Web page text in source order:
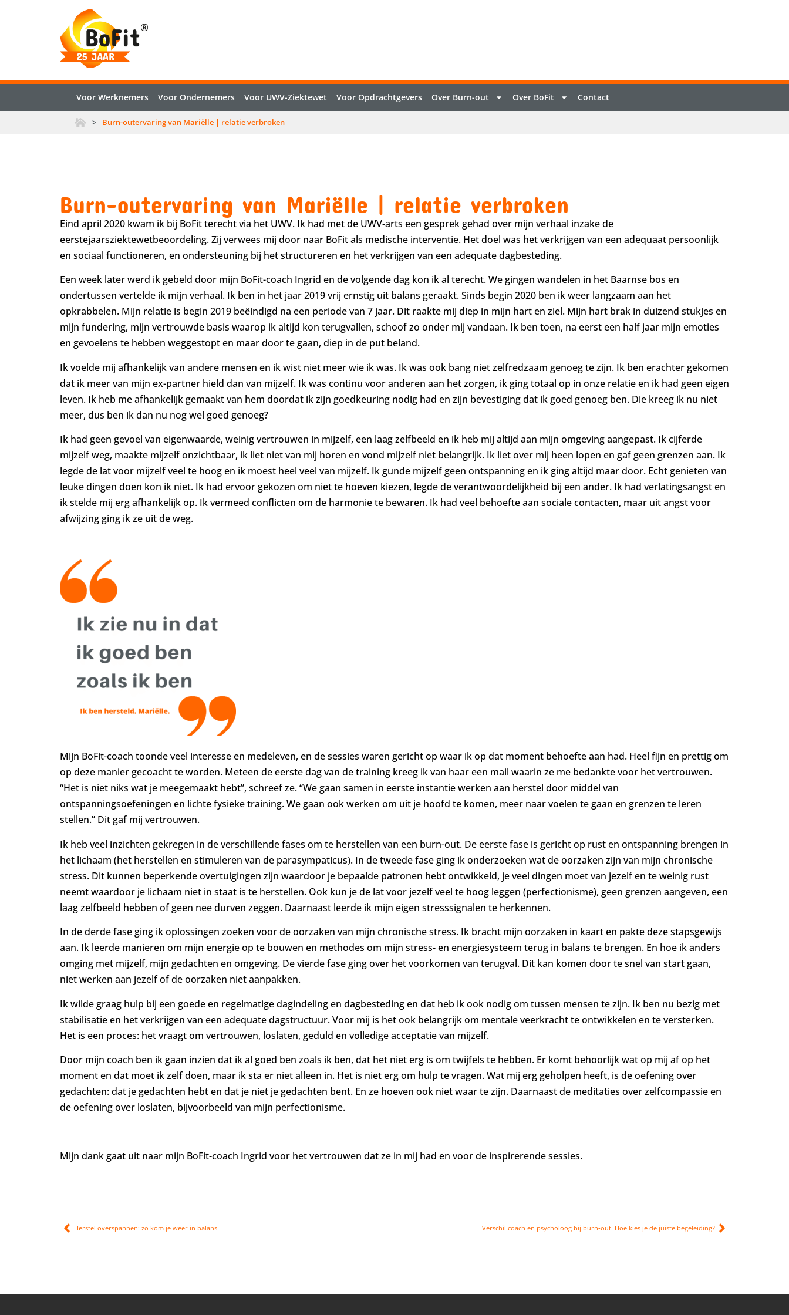
Voor Werknemers Voor Ondernemers Voor UWV-Ziektewet Voor Opdrachtgevers Over Burn-out Over BoFit Contact
> Burn-outervaring van Mariëlle | relatie verbroken
Burn-outervaring van Mariëlle | relatie verbroken
Eind april 2020 kwam ik bij BoFit terecht via het UWV. Ik had met de UWV-arts een gesprek gehad over mijn verhaal inzake de
eerstejaarsziektewetbeoordeling. Zij verwees mij door naar BoFit als medische interventie. Het doel was het verkrijgen van een adequaat persoonlijk
en sociaal functioneren, en ondersteuning bij het structureren en het verkrijgen van een adequate dagbesteding.
Een week later werd ik gebeld door mijn BoFit-coach Ingrid en de volgende dag kon ik al terecht. We gingen wandelen in het Baarnse bos en
ondertussen vertelde ik mijn verhaal. Ik ben in het jaar 2019 vrij ernstig uit balans geraakt. Sinds begin 2020 ben ik weer langzaam aan het
opkrabbelen. Mijn relatie is begin 2019 beëindigd na een periode van 7 jaar. Dit raakte mij diep in mijn hart en ziel. Mijn hart brak in duizend stukjes en
mijn fundering, mijn vertrouwde basis waarop ik altijd kon terugvallen, schoof zo onder mij vandaan. Ik ben toen, na eerst een half jaar mijn emoties
en gevoelens te hebben weggestopt en maar door te gaan, diep in de put beland.
Ik voelde mij afhankelijk van andere mensen en ik wist niet meer wie ik was. Ik was ook bang niet zelfredzaam genoeg te zijn. Ik ben erachter gekomen
dat ik meer van mijn ex-partner hield dan van mijzelf. Ik was continu voor anderen aan het zorgen, ik ging totaal op in onze relatie en ik had geen eigen
leven. Ik heb me afhankelijk gemaakt van hem doordat ik zijn goedkeuring nodig had en zijn bevestiging dat ik goed genoeg ben. Die kreeg ik nu niet
meer, dus ben ik dan nu nog wel goed genoeg?
Ik had geen gevoel van eigenwaarde, weinig vertrouwen in mijzelf, een laag zelfbeeld en ik heb mij altijd aan mijn omgeving aangepast. Ik cijferde
mijzelf weg, maakte mijzelf onzichtbaar, ik liet niet van mij horen en vond mijzelf niet belangrijk. Ik liet over mij heen lopen en gaf geen grenzen aan. Ik
legde de lat voor mijzelf veel te hoog en ik moest heel veel van mijzelf. Ik gunde mijzelf geen ontspanning en ik ging altijd maar door. Echt genieten van
leuke dingen doen kon ik niet. Ik had ervoor gekozen om niet te hoeven kiezen, legde de verantwoordelijkheid bij een ander. Ik had verlatingsangst en
ik stelde mij erg afhankelijk op. Ik vermeed conflicten om de harmonie te bewaren. Ik had veel behoefte aan sociale contacten, maar uit angst voor
afwijzing ging ik ze uit de weg.
Mijn BoFit-coach toonde veel interesse en medeleven, en de sessies waren gericht op waar ik op dat moment behoefte aan had. Heel fijn en prettig om
op deze manier gecoacht te worden. Meteen de eerste dag van de training kreeg ik van haar een mail waarin ze me bedankte voor het vertrouwen.
“Het is niet niks wat je meegemaakt hebt”, schreef ze. “We gaan samen in eerste instantie werken aan herstel door middel van
ontspanningsoefeningen en lichte fysieke training. We gaan ook werken om uit je hoofd te komen, meer naar voelen te gaan en grenzen te leren
stellen.” Dit gaf mij vertrouwen.
Ik heb veel inzichten gekregen in de verschillende fases om te herstellen van een burn-out. De eerste fase is gericht op rust en ontspanning brengen in
het lichaam (het herstellen en stimuleren van de parasympaticus). In de tweede fase ging ik onderzoeken wat de oorzaken zijn van mijn chronische
stress. Dit kunnen beperkende overtuigingen zijn waardoor je bepaalde patronen hebt ontwikkeld, je veel dingen moet van jezelf en te weinig rust
neemt waardoor je lichaam niet in staat is te herstellen. Ook kun je de lat voor jezelf veel te hoog leggen (perfectionisme), geen grenzen aangeven, een
laag zelfbeeld hebben of geen nee durven zeggen. Daarnaast leerde ik mijn eigen stresssignalen te herkennen.
In de derde fase ging ik oplossingen zoeken voor de oorzaken van mijn chronische stress. Ik bracht mijn oorzaken in kaart en pakte deze stapsgewijs
aan. Ik leerde manieren om mijn energie op te bouwen en methodes om mijn stress- en energiesysteem terug in balans te brengen. En hoe ik anders
omging met mijzelf, mijn gedachten en omgeving. De vierde fase ging over het voorkomen van terugval. Dit kan komen door te snel van start gaan,
niet werken aan jezelf of de oorzaken niet aanpakken.
Ik wilde graag hulp bij een goede en regelmatige dagindeling en dagbesteding en dat heb ik ook nodig om tussen mensen te zijn. Ik ben nu bezig met
stabilisatie en het verkrijgen van een adequate dagstructuur. Voor mij is het ook belangrijk om mentale veerkracht te ontwikkelen en te versterken.
Het is een proces: het vraagt om vertrouwen, loslaten, geduld en volledige acceptatie van mijzelf.
Door mijn coach ben ik gaan inzien dat ik al goed ben zoals ik ben, dat het niet erg is om twijfels te hebben. Er komt behoorlijk wat op mij af op het
moment en dat moet ik zelf doen, maar ik sta er niet alleen in. Het is niet erg om hulp te vragen. Wat mij erg geholpen heeft, is de oefening over
gedachten: dat je gedachten hebt en dat je niet je gedachten bent. En ze hoeven ook niet waar te zijn. Daarnaast de meditaties over zelfcompassie en
de oefening over loslaten, bijvoorbeeld van mijn perfectionisme.
Mijn dank gaat uit naar mijn BoFit-coach Ingrid voor het vertrouwen dat ze in mij had en voor de inspirerende sessies.
Herstel overspannen: zo kom je weer in balans Verschil coach en psycholoog bij burn‑out. Hoe kies je de juiste begeleiding?